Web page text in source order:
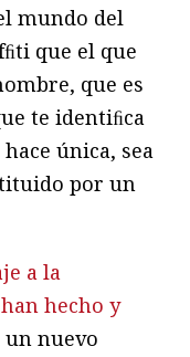
mundo del
que el que
que es
te identiﬁca
única, sea
por un
a la
hecho y
un nuevo